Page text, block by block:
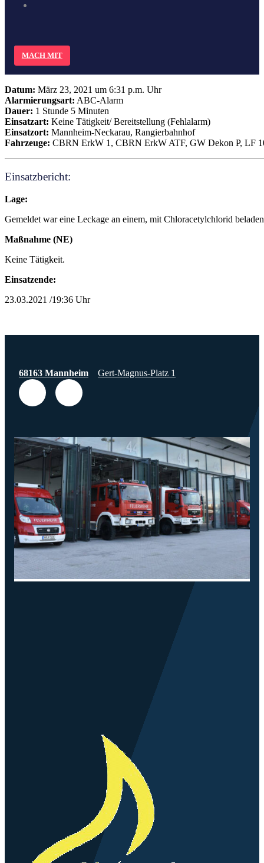
MACH MIT
Datum: März 23, 2021 um 6:31 p.m. Uhr
Alarmierungsart: ABC-Alarm
Dauer: 1 Stunde 5 Minuten
Einsatzart: Keine Tätigkeit/ Bereitstellung (Fehlalarm)
Einsatzort: Mannheim-Neckarau, Rangierbahnhof
Fahrzeuge: CBRN ErkW 1, CBRN ErkW ATF, GW Dekon P, LF
Einsatzbericht:
Lage:
Gemeldet war eine Leckage an einem, mit Chloracetylchlorid
Maßnahme (NE)
Keine Tätigkeit.
Einsatzende:
23.03.2021 /19:36 Uhr
68163 Mannheim Gert-Magnus-Platz 1